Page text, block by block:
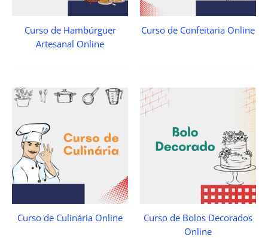
Curso de Hambúrguer
Artesanal Online
Curso de Confeitaria Online
Curso de Culinária Online
Curso de Bolos Decorados
Online